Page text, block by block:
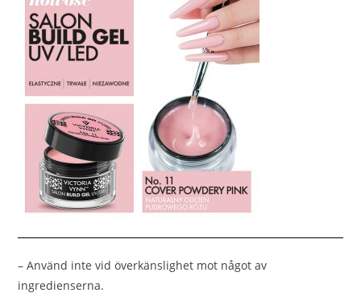
– Använd inte vid överkänslighet mot något av
ingredienserna.